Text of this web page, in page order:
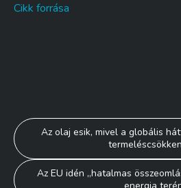
Cikk forrása
Bejegyzés
navigáció
Az olaj esik, mivel a globális
Az EU idén „hatalmas